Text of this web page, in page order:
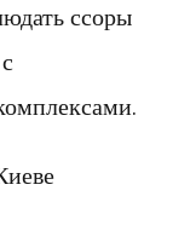
ссоры